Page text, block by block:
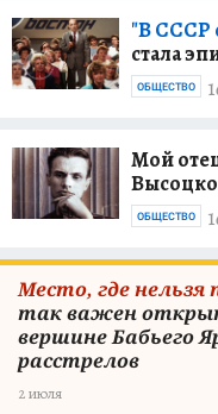
"В СССР
стала
ОБЩЕСТВО
Мой
ОБЩЕСТВО
Место, где
так важен
вершине Бабьего
расстрелов
2 июля